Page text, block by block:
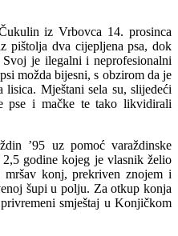
iz Vrbovca 14. prosinca
pištolja dva cijepljena psa, dok
je ilegalni i neprofesionalni
možda bijesni, s obzirom da je
Mještani sela su, slijedeći
pse i mačke te tako likvidirali
’95 uz pomoć varaždinske
godine kojeg je vlasnik želio
konj, prekriven znojem i
šupi u polju. Za otkup konja
smještaj u Konjičkom